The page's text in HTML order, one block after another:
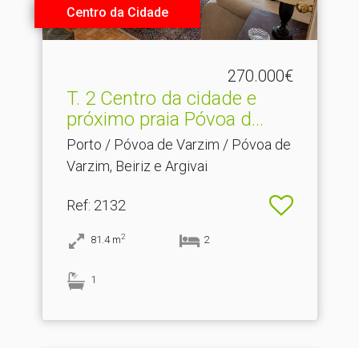
Centro da Cidade
270.000€
T.​ 2 Centro da cidade e
próximo praia Póvoa d...
Porto / Póvoa de Varzim / Póvoa de
Varzim, Beiriz e Argivai
Ref: 2132
81.4 m2 2
1